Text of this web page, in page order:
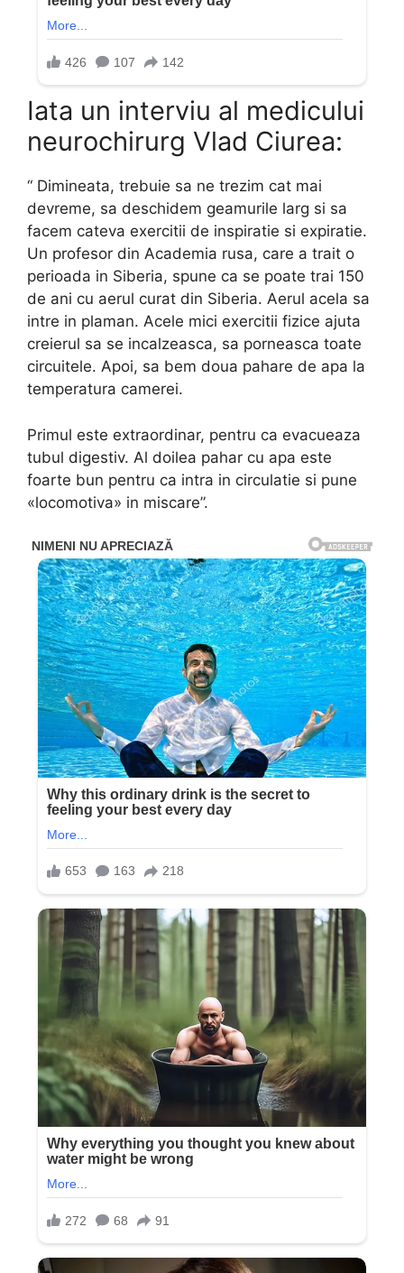
Iata un interviu al medicului
neurochirurg Vlad Ciurea:
“ Dimineata, trebuie sa ne trezim cat mai
devreme, sa deschidem geamurile larg si sa
facem cateva exercitii de inspiratie si expiratie.
Un profesor din Academia rusa, care a trait o
perioada in Siberia, spune ca se poate trai 150
de ani cu aerul curat din Siberia. Aerul acela sa
intre in plaman. Acele mici exercitii fizice ajuta
creierul sa se incalzeasca, sa porneasca toate
circuitele. Apoi, sa bem doua pahare de apa la
temperatura camerei.
Primul este extraordinar, pentru ca evacueaza
tubul digestiv. Al doilea pahar cu apa este
foarte bun pentru ca intra in circulatie si pune
«locomotiva» in miscare”.